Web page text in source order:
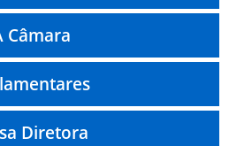
Câmara
Diretora